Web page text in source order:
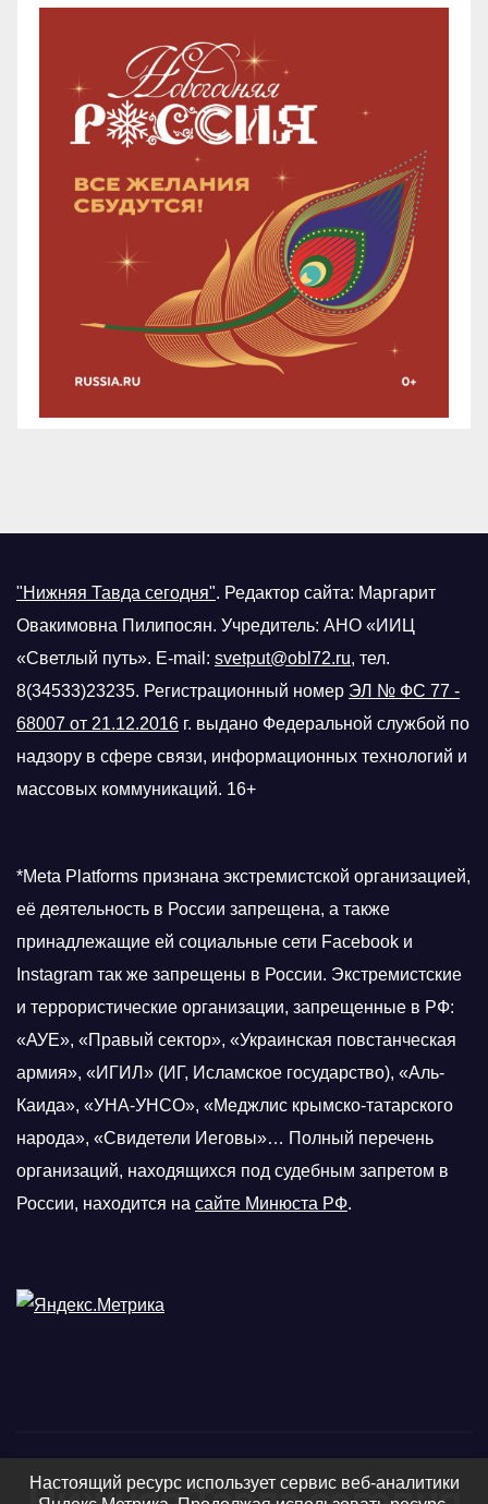
"Нижняя Тавда сегодня". Редактор сайта: Маргарит
Овакимовна Пилипосян. Учредитель: АНО «ИИЦ
«Светлый путь». E-mail: svetput@obl72.ru, тел.
8(34533)23235. Регистрационный номер ЭЛ № ФС 77 -
68007 от 21.12.2016 г. выдано Федеральной службой по
надзору в сфере связи, информационных технологий и
массовых коммуникаций. 16+
*Meta Platforms признана экстремистской организацией,
её деятельность в России запрещена, а также
принадлежащие ей социальные сети Facebook и
Instagram так же запрещены в России. Экстремистские
и террористические организации, запрещенные в РФ:
«АУЕ», «Правый сектор», «Украинская повстанческая
армия», «ИГИЛ» (ИГ, Исламское государство), «Аль-
Каида», «УНА-УНСО», «Меджлис крымско-татарского
народа», «Свидетели Иеговы»… Полный перечень
организаций, находящихся под судебным запретом в
России, находится на сайте Минюста РФ.
Настоящий ресурс использует сервис веб-аналитики